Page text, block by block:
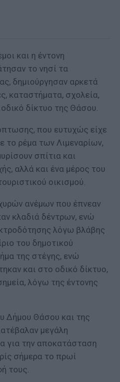
και η έντονη
το νησί τα
δημιούργησαν αρκετά
καταστήματα, σχολεία,
δίκτυο της Θάσου.
που ευτυχώς είχε
το ρέμα των Λιμεναρίων,
σπίτια και
αλλά και ένα μέρος του
οικισμού.
ανέμων που έπνεαν
κλαδιά δέντρων, ενώ
λόγω βλάβης
του δημοτικού
της στέγης, ενώ
και στο οδικό δίκτυο,
λόγω της έντονης
Δήμου Θάσου και της
μεγάλη
για την αποκατάσταση
σήμερα το πρωί
τους.